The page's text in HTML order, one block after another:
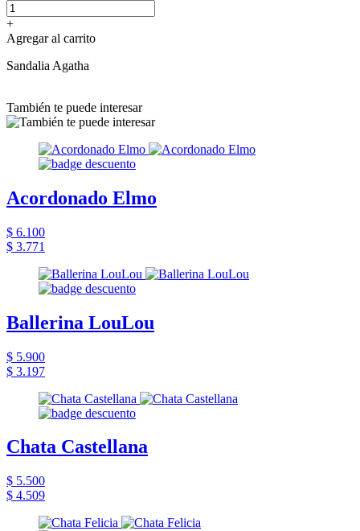
+
Agregar al carrito
Sandalia Agatha
También te puede interesar
Acordonado Elmo
$ 6.100
$ 3.771
Ballerina LouLou
$ 5.900
$ 3.197
Chata Castellana
$ 5.500
$ 4.509